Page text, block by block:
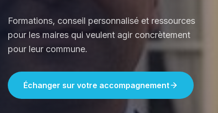
Formations, conseil personnalisé et ressources
pour les maires qui veulent agir concrètement
pour leur commune.
Échanger sur votre accompagnement